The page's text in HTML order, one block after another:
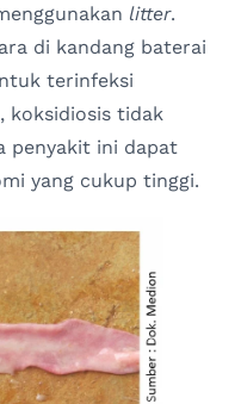
litter.
di kandang baterai
terinfeksi
koksidiosis tidak
penyakit ini dapat
yang cukup tinggi.